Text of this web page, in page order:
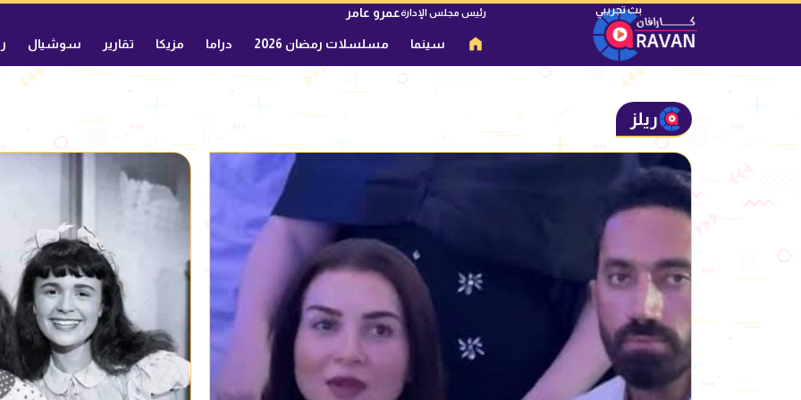
رئيس مجلس الإدارةعمرو عامر
سينما مسلسلات رمضان 2026 دراما مزيكا تقارير سوشيال
ريلز